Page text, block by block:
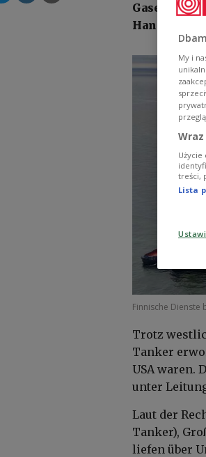
Gasexport
Finnische Dienste
Trotz
Tanker
USA waren.
unter
Laut der
Tanker),
liefen über
My i
treści,
Lista